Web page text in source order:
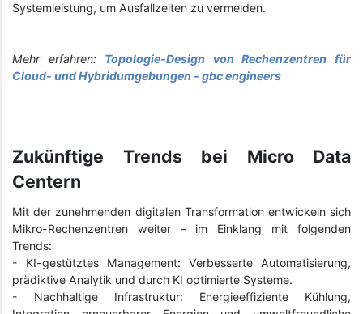
Systemleistung, um Ausfallzeiten zu vermeiden.
Mehr erfahren: Topologie-Design von Rechenzentren für
Cloud- und Hybridumgebungen - gbc engineers
Zukünftige Trends bei Micro Data
Centern
Mit der zunehmenden digitalen Transformation entwickeln sich
Mikro-Rechenzentren weiter – im Einklang mit folgenden
Trends:
- KI-gestütztes Management: Verbesserte Automatisierung,
prädiktive Analytik und durch KI optimierte Systeme.
- Nachhaltige Infrastruktur: Energieeffiziente Kühlung,